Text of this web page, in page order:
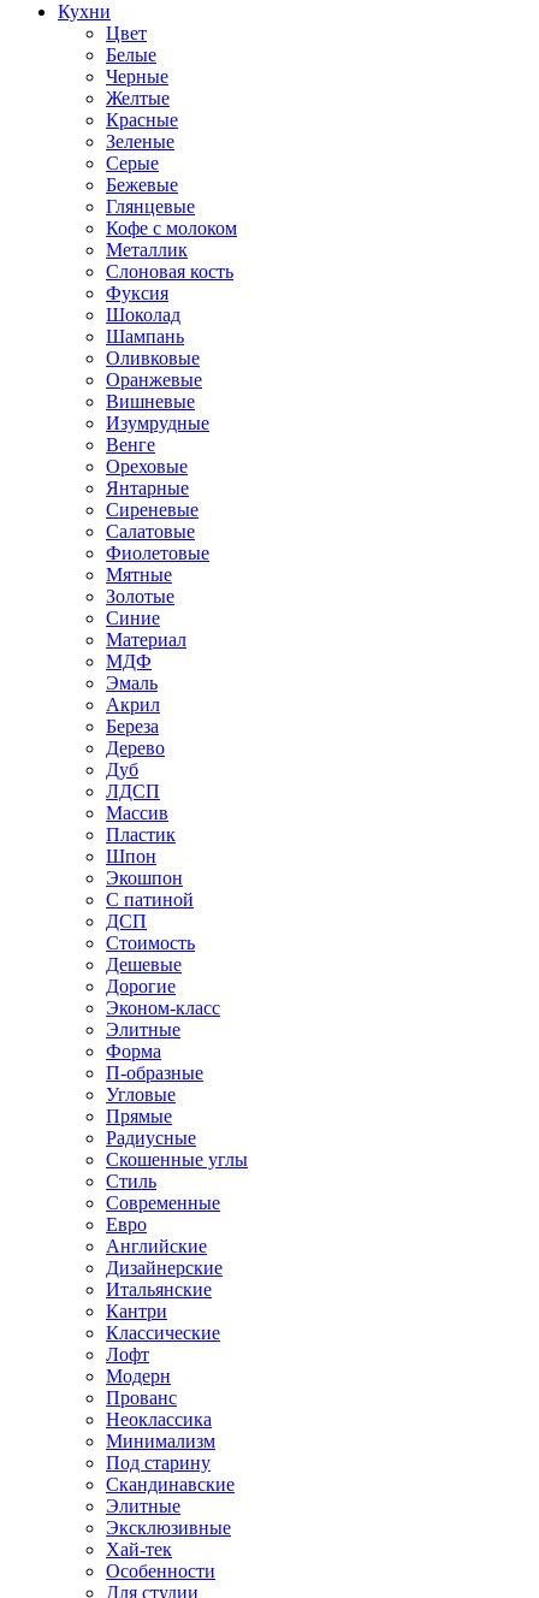
Кухни
Цвет
Белые
Черные
Желтые
Красные
Зеленые
Серые
Бежевые
Глянцевые
Кофе с молоком
Металлик
Слоновая кость
Фуксия
Шоколад
Шампань
Оливковые
Оранжевые
Вишневые
Изумрудные
Венге
Ореховые
Янтарные
Сиреневые
Салатовые
Фиолетовые
Мятные
Золотые
Синие
Материал
МДФ
Эмаль
Акрил
Береза
Дерево
Дуб
ЛДСП
Массив
Пластик
Шпон
Экошпон
С патиной
ДСП
Стоимость
Дешевые
Дорогие
Эконом-класс
Элитные
Форма
П-образные
Угловые
Прямые
Радиусные
Скошенные углы
Стиль
Современные
Евро
Английские
Дизайнерские
Итальянские
Кантри
Классические
Лофт
Модерн
Прованс
Неоклассика
Минимализм
Под старину
Скандинавские
Элитные
Эксклюзивные
Хай-тек
Особенности
Для студии